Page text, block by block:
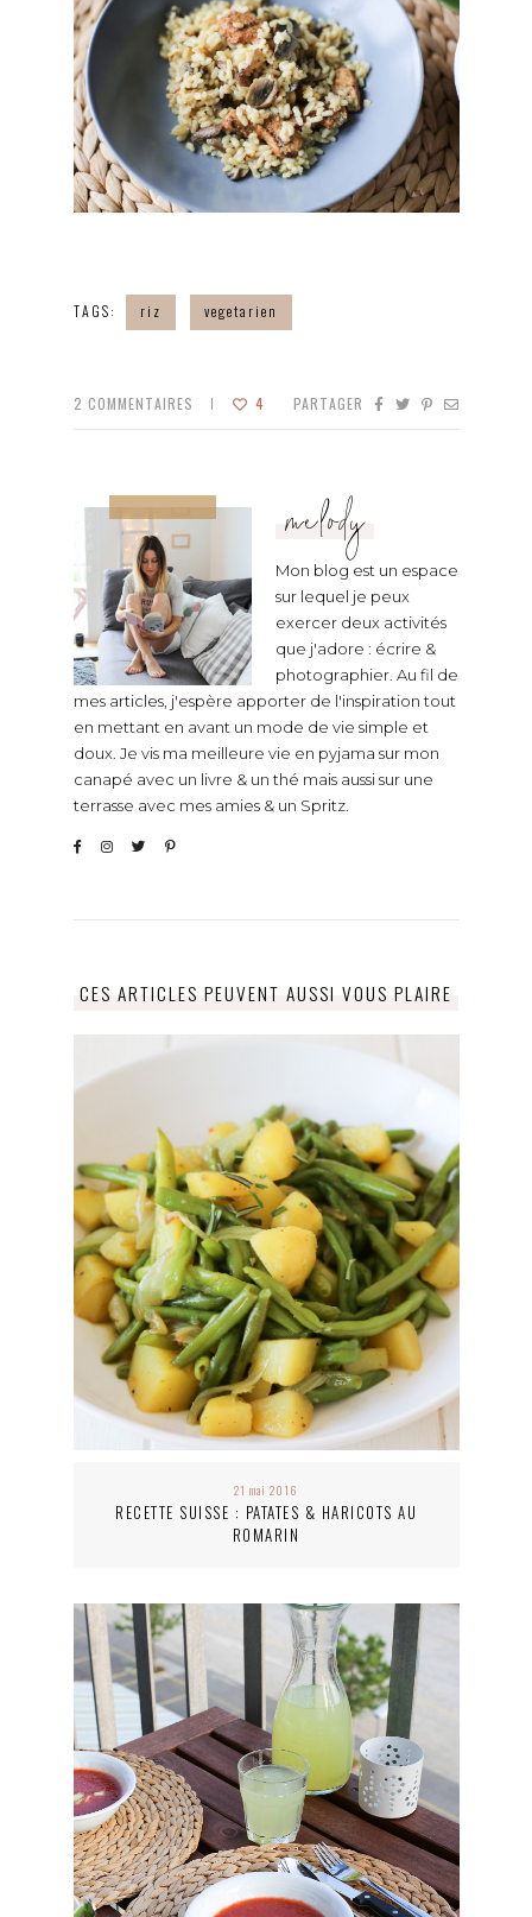
TAGS: riz vegetarien
2 COMMENTAIRES 4 PARTAGER
melody
Mon blog est un espace
sur lequel je peux
exercer deux activités
que j'adore : écrire &
photographier. Au fil de
mes articles, j'espère apporter de l'inspiration tout
en mettant en avant un mode de vie simple et
doux. Je vis ma meilleure vie en pyjama sur mon
canapé avec un livre & un thé mais aussi sur une
terrasse avec mes amies & un Spritz.
CES ARTICLES PEUVENT AUSSI VOUS PLAIRE
21 mai 2016
RECETTE SUISSE : PATATES & HARICOTS AU
ROMARIN